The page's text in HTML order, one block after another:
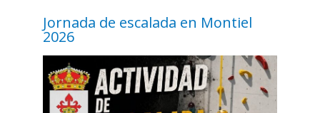
Jornada de escalada en Montiel
2026